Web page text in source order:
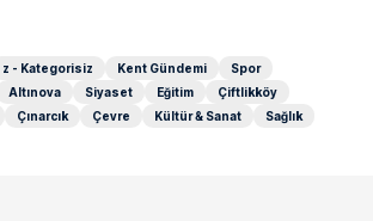
z - Kategorisiz Kent Gündemi
Spor
Altınova Siyaset Eğitim
Çiftlikköy
Çınarcık Çevre Kültür & Sanat Sağlık